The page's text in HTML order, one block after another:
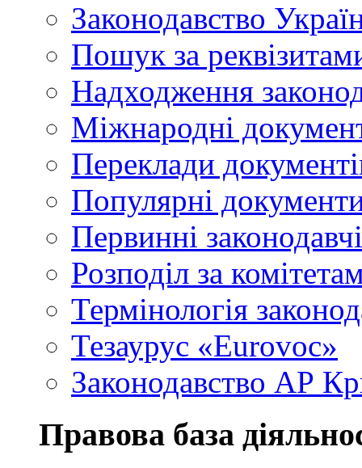
Законодавство
Пошук за
Надходження
Міжнародні
Переклади
Популярні
Первинні
Розподіл за
Термінологія
Тезаурус «Eurovoc»
Законодавство АР
Правова база